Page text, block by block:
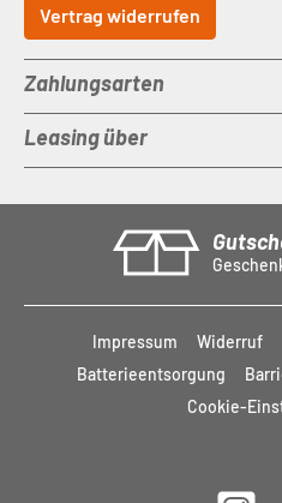
Vertrag widerrufen
Zahlungsarten
Leasing über
Impressum Widerruf
Batterieentsorgung
Cookie-